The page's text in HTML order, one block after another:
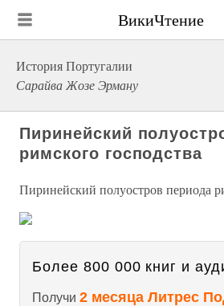
ВикиЧтение
История Португалии
Сарайва Жозе Эрману
Пиринейский
римского господства
Пиринейский полуостров периода
Более 800 000 книг и
Получи 2 месяца Литрес